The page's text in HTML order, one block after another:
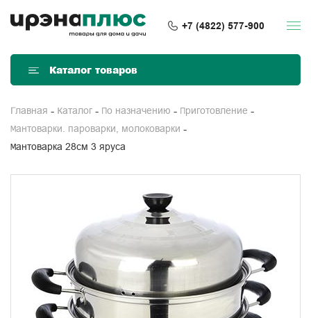
+7 (4822) 577-900
Каталог товаров
Главная Каталог По назначению Приготовление
Мантоварки. пароварки, молоковарки
Мантоварка 28см 3 яруса